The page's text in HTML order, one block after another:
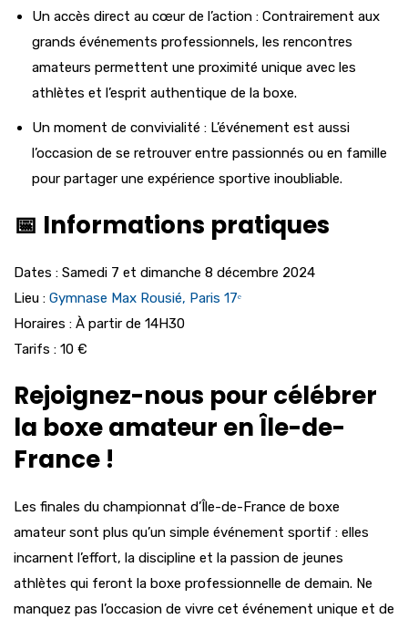
Un accès direct au cœur de l’action : Contrairement aux
grands événements professionnels, les rencontres
amateurs permettent une proximité unique avec les
athlètes et l’esprit authentique de la boxe.
Un moment de convivialité : L’événement est aussi
l’occasion de se retrouver entre passionnés ou en famille
pour partager une expérience sportive inoubliable.
📅 Informations pratiques
Dates : Samedi 7 et dimanche 8 décembre 2024
Lieu : Gymnase Max Rousié, Paris 17ᵉ
Horaires : À partir de 14H30
Tarifs : 10 €
Rejoignez-nous pour célébrer
la boxe amateur en Île-de-
France !
Les finales du championnat d’Île-de-France de boxe
amateur sont plus qu’un simple événement sportif : elles
incarnent l’effort, la discipline et la passion de jeunes
athlètes qui feront la boxe professionnelle de demain. Ne
manquez pas l’occasion de vivre cet événement unique et de